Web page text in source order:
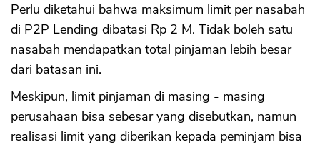
Perlu diketahui bahwa maksimum limit per nasabah
di P2P Lending dibatasi Rp 2 M. Tidak boleh satu
nasabah mendapatkan total pinjaman lebih besar
dari batasan ini.
Meskipun, limit pinjaman di masing - masing
perusahaan bisa sebesar yang disebutkan, namun
realisasi limit yang diberikan kepada peminjam bisa